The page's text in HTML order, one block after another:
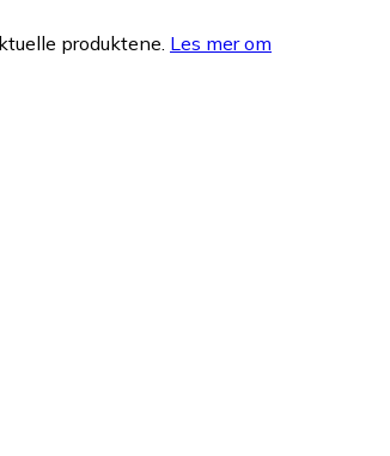
produktene. Les mer om